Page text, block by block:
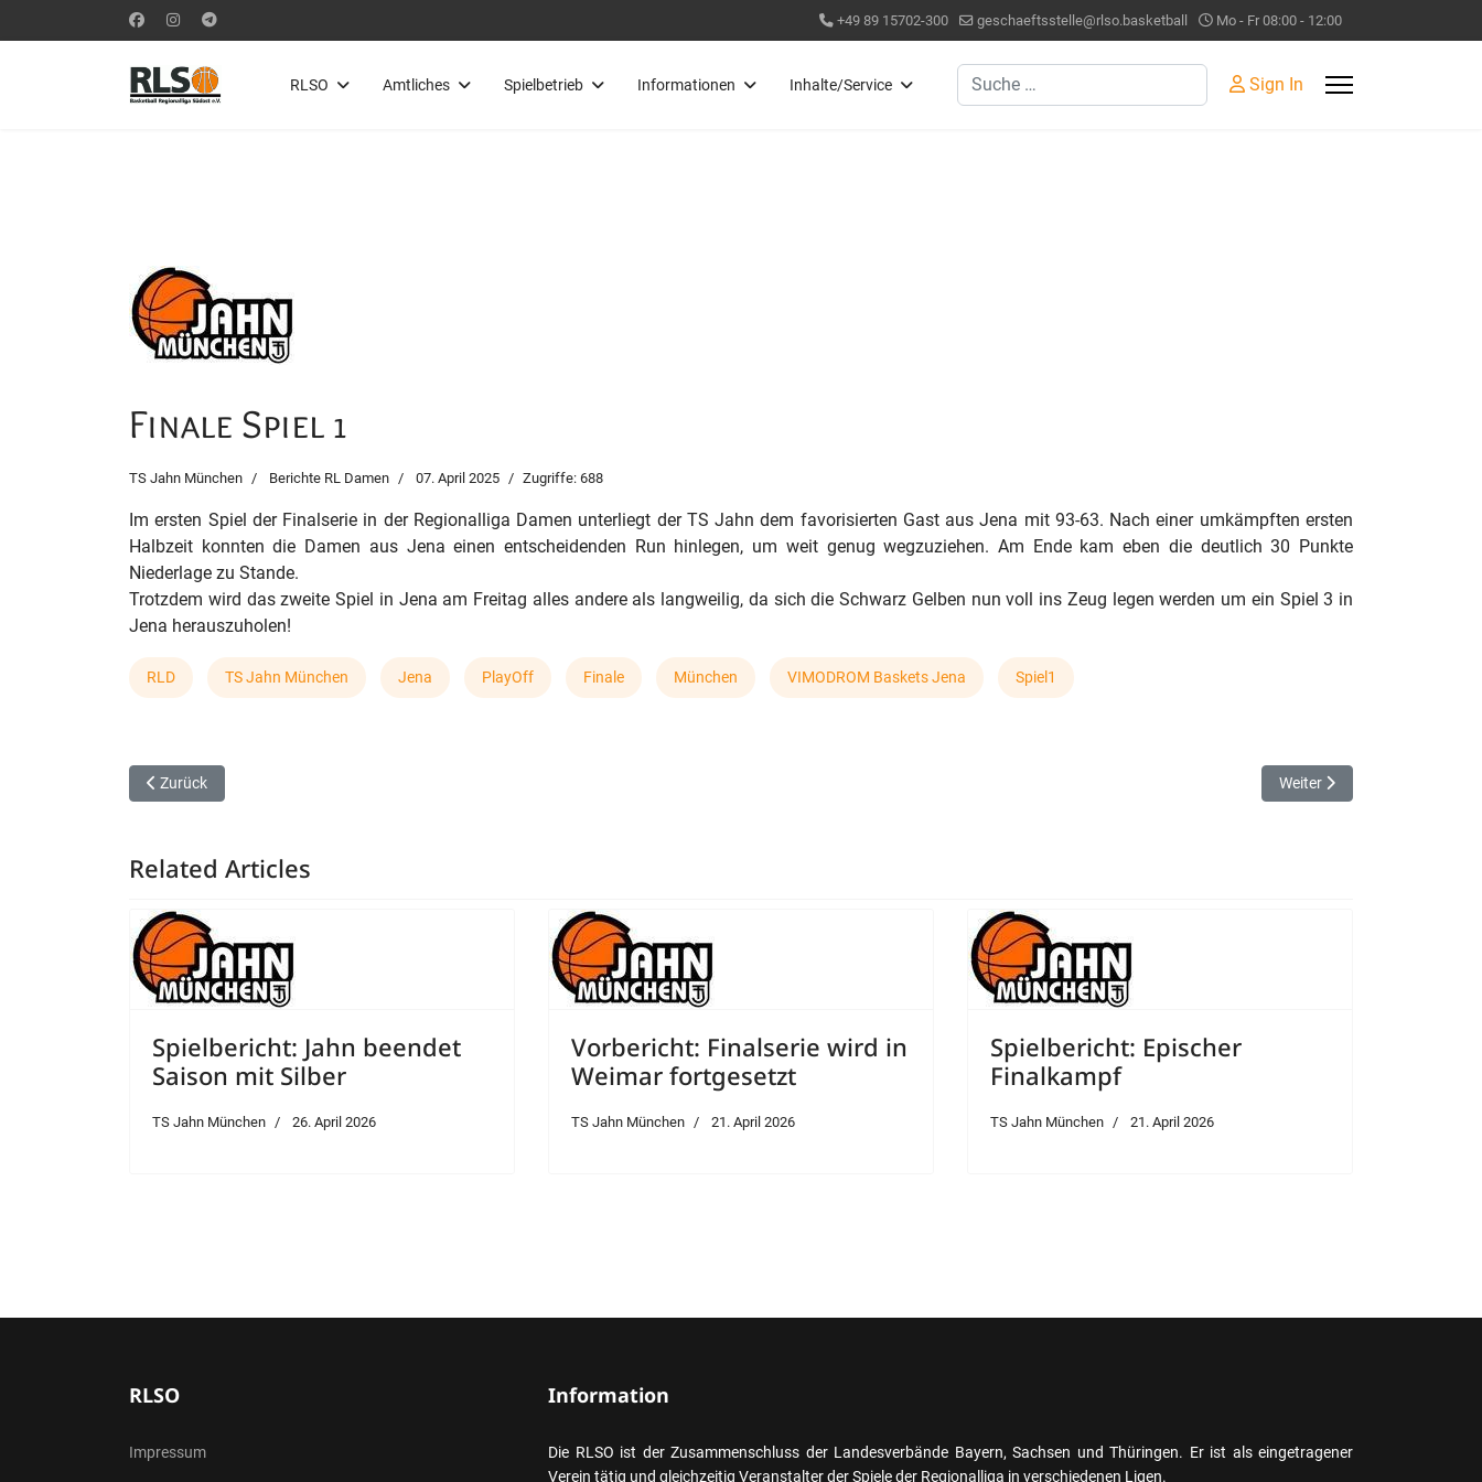
+49 89 15702-300 geschaeftsstelle@rlso.basketball Mo - Fr 08:00 - 12:00
RLSO Amtliches Spielbetrieb Informationen Inhalte/Service Suchen Sign In
Finale Spiel 1
TS Jahn München Berichte RL Damen 07. April 2025 Zugriffe: 688
Im ersten Spiel der Finalserie in der Regionalliga Damen unterliegt der TS Jahn dem favorisierten Gast aus Jena mit 93-63. Nach einer umkämpften ersten
Halbzeit konnten die Damen aus Jena einen entscheidenden Run hinlegen, um weit genug wegzuziehen. Am Ende kam eben die deutlich 30 Punkte
Niederlage zu Stande.
Trotzdem wird das zweite Spiel in Jena am Freitag alles andere als langweilig, da sich die Schwarz Gelben nun voll ins Zeug legen werden um ein Spiel 3 in
Jena herauszuholen!
RLD TS Jahn München Jena PlayOff Finale München VIMODROM Baskets Jena Spiel1
Vorheriger Beitrag: VIMODROM Baskets gehen in der Finalserie 1:0 in Führung
Zurück Nächster Beitrag: TSV
Weiter
Related Articles
Spielbericht: Jahn beendet
Saison mit Silber
TS Jahn München 26. April 2026
Vorbericht: Finalserie wird in
Weimar fortgesetzt
TS Jahn München 21. April 2026
Spielbericht: Epischer
Finalkampf
TS Jahn München 21. April 2026
RLSO
Impressum
Information
Die RLSO ist der Zusammenschluss der Landesverbände Bayern, Sachsen und Thüringen. Er ist als eingetragener
Verein tätig und gleichzeitig Veranstalter der Spiele der Regionalliga in verschiedenen Ligen.